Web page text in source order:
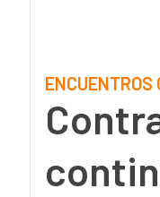
ENCUENTROS